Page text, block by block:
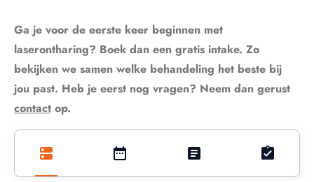
Ga je voor de eerste keer beginnen met
laserontharing? Boek dan een gratis intake. Zo
bekijken we samen welke behandeling het beste bij
jou past. Heb je eerst nog vragen? Neem dan gerust
contact op.